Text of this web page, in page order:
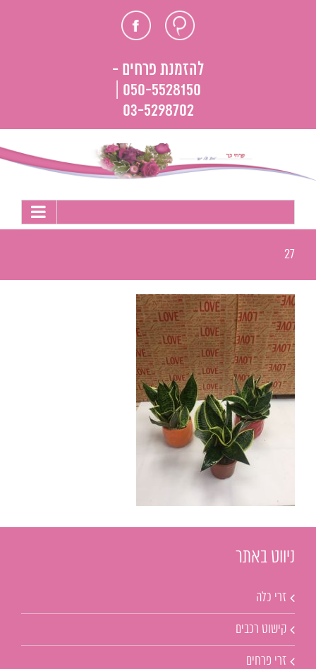
חוות פייסבוק
להזמנת פרחים -
050-5528150 |
03-5298702
27
ניווט באתר
זרי כלה
קישוט רכבים
זרי פרחים